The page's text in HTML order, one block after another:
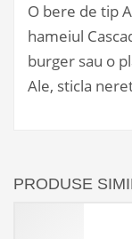
O bere de tip
hameiul
burger sau o
Ale, sticla
PRODUSE